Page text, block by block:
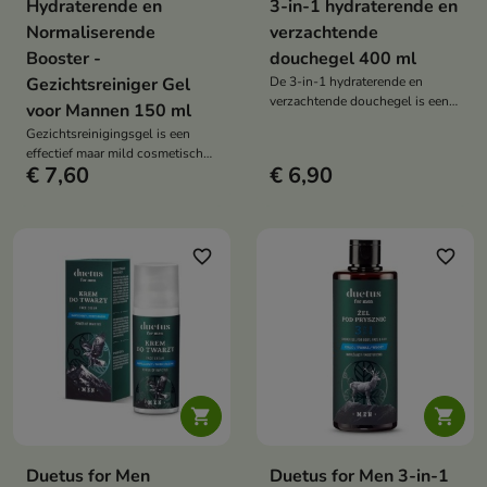
Hydraterende en
Normaliserende
Booster -
Gezichtsreiniger Gel
voor Mannen 150 ml
Gezichtsreinigingsgel is een
effectief maar mild cosmetisch
product voor mannen dat reinigt,
€ 7,60
3-in-1 hydraterende en
verzachtende
douchegel 400 ml
De 3-in-1 hydraterende en
verzachtende douchegel is een
effectieve reiniging met
€ 6,90

favorite_border
Duetus for Men

favorite_border
Duetus for Men 3-in-1